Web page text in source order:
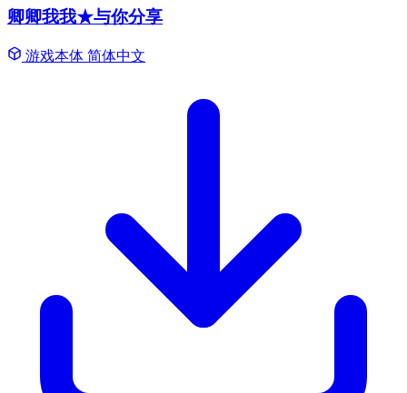
卿卿我我★与你分享
游戏本体 简体中文